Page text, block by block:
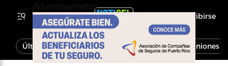
Inscribirse
Última Hora Noticias Economía Opiniones
Advertisements